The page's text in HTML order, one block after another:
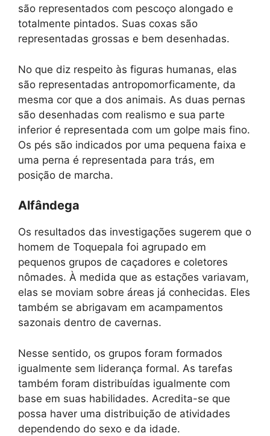
são representados com pescoço alongado e
totalmente pintados. Suas coxas são
representadas grossas e bem desenhadas.
No que diz respeito às figuras humanas, elas
são representadas antropomorficamente, da
mesma cor que a dos animais. As duas pernas
são desenhadas com realismo e sua parte
inferior é representada com um golpe mais fino.
Os pés são indicados por uma pequena faixa e
uma perna é representada para trás, em
posição de marcha.
Alfândega
Os resultados das investigações sugerem que o
homem de Toquepala foi agrupado em
pequenos grupos de caçadores e coletores
nômades. À medida que as estações variavam,
elas se moviam sobre áreas já conhecidas. Eles
também se abrigavam em acampamentos
sazonais dentro de cavernas.
Nesse sentido, os grupos foram formados
igualmente sem liderança formal. As tarefas
também foram distribuídas igualmente com
base em suas habilidades. Acredita-se que
possa haver uma distribuição de atividades
dependendo do sexo e da idade.